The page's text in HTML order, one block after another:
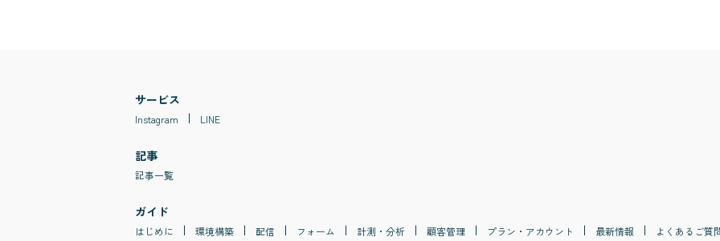
サービス
Instagram LINE
記事
記事一覧
ガイド
はじめに 環境構築 配信 フォーム 計測・分析 顧客管理 プラン・アカウント 最新情報 よくあるご質